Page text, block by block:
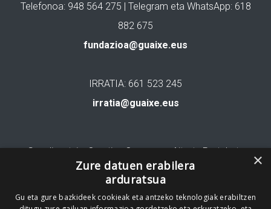
Telefonoa: 948 564 275 | Telegram eta WhatsApp: 618
882 675
fundazioa@guaixe.eus
IRRATIA: 661 523 245
irratia@guaixe.eus
Gure lizentzia: Creative Commons Aitortu Partekatu
Codesyntaxek garatua
×
Zure datuen erabilera
arduratsua
Gu eta gure bazkideek cookieak eta antzeko teknologiak erabiltzen